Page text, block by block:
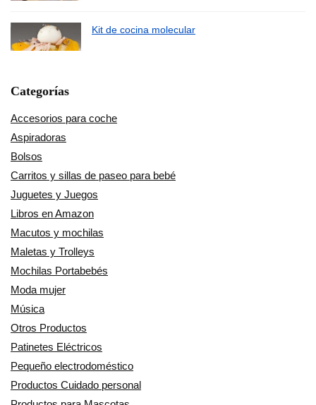
Kit de cocina molecular
Categorías
Accesorios para coche
Aspiradoras
Bolsos
Carritos y sillas de paseo para bebé
Juguetes y Juegos
Libros en Amazon
Macutos y mochilas
Maletas y Trolleys
Mochilas Portabebés
Moda mujer
Música
Otros Productos
Patinetes Eléctricos
Pequeño electrodoméstico
Productos Cuidado personal